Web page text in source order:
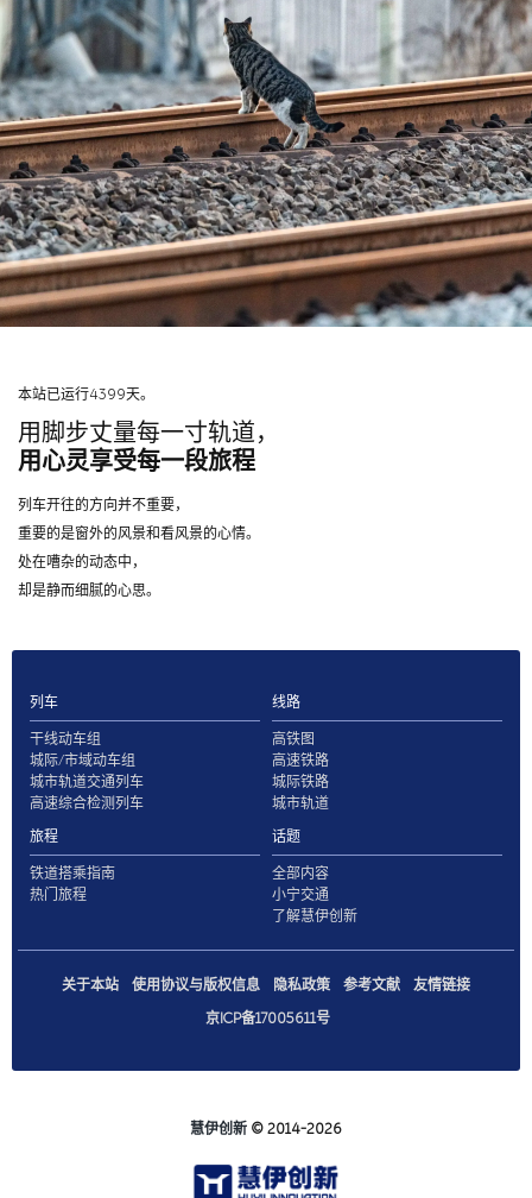
本站已运行4399天。
用脚步丈量每一寸轨道，
用心灵享受每一段旅程
列车开往的方向并不重要，
重要的是窗外的风景和看风景的心情。
处在嘈杂的动态中，
却是静而细腻的心思。
列车
干线动车组
城际/市域动车组
城市轨道交通列车
高速综合检测列车
线路
高铁图
高速铁路
城际铁路
城市轨道
旅程
铁道搭乘指南
热门旅程
话题
全部内容
小宁交通
了解慧伊创新
关于本站 使用协议与版权信息 隐私政策 参考文献
友情链接
京ICP备17005611号
慧伊创新 © 2014-2026